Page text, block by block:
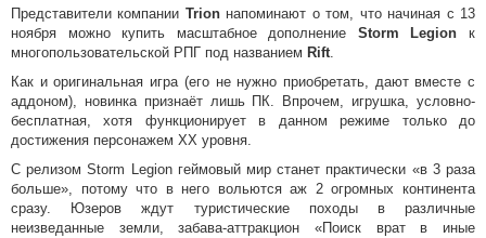
Представители компании Trionнапоминают о том, что начиная с 13
ноября можно купить масштабное дополнение Storm Legion к
многопользовательской РПГ под названием Rift.
Как и оригинальная игра (его не нужно приобретать, дают вместе с
аддоном), новинка признаёт лишь ПК. Впрочем, игрушка, условно-
бесплатная, хотя функционирует в данном режиме только до
достижения персонажем XX уровня.
С релизом Storm Legion геймовый мир станет практически «в 3 раза
больше», потому что в него вольются аж 2 огромных континента
сразу. Юзеров ждут туристические походы в различные
неизведанные земли, забава-аттракцион «Поиск врат в иные